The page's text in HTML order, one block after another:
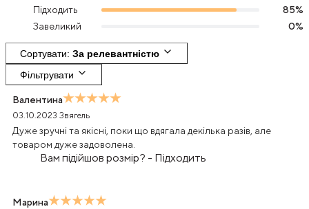
Підходить
85%
Завеликий
0%
Сортувати За релевантністю
Фільтрувати
Валентина
03.10.2023 Звягель
Дуже зручні та якісні, поки що вдягала декілька разів, але
товаром дуже задоволена.
Вам підійшов розмір? - Підходить
Марина